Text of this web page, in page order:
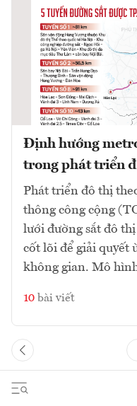
Định hướng
trong phát triển
Phát triển đô thị
thông công cộng
lưới đường sắt đô
cốt lõi để giải quyết
không gian. Mô
10 bài viết